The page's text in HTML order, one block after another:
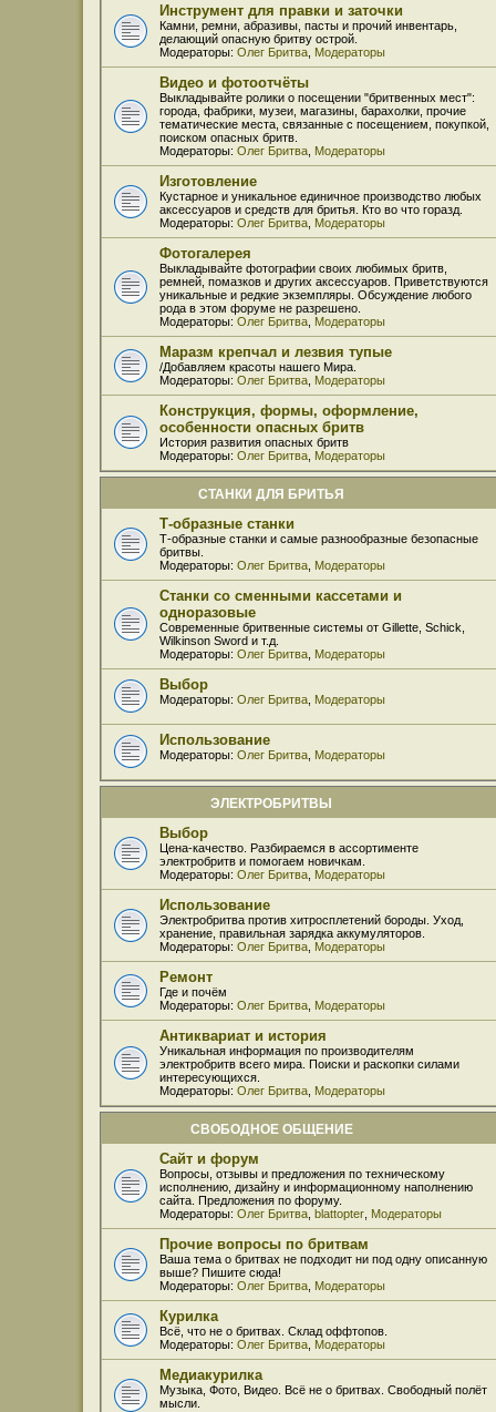
Инструмент для правки и заточки
Камни, ремни, абразивы, пасты и прочий инвентарь,
делающий опасную бритву острой.
Модераторы: Олег Бритва Модераторы
Видео и фотоотчёты
Выкладывайте ролики о посещении "бритвенных мест":
города, фабрики, музеи, магазины, барахолки, прочие
тематические места, связанные с посещением, покупкой,
поиском опасных бритв.
Модераторы: Олег Бритва Модераторы
Изготовление
Кустарное и уникальное единичное производство любых
аксессуаров и средств для бритья. Кто во что горазд.
Модераторы: Олег Бритва Модераторы
Фотогалерея
Выкладывайте фотографии своих любимых бритв,
ремней, помазков и других аксессуаров. Приветствуются
уникальные и редкие экземпляры. Обсуждение любого
рода в этом форуме не разрешено.
Модераторы: Олег Бритва Модераторы
Маразм крепчал и лезвия тупые
/Добавляем красоты нашего Мира.
Модераторы: Олег Бритва Модераторы
Конструкция, формы, оформление,
особенности опасных бритв
История развития опасных бритв
Модераторы: Олег Бритва Модераторы
СТАНКИ ДЛЯ БРИТЬЯ
Т-образные станки
Т-образные станки и самые разнообразные безопасные
бритвы.
Модераторы: Олег Бритва Модераторы
Станки со сменными кассетами и
одноразовые
Современные бритвенные системы от Gillette, Schick,
Wilkinson Sword и т.д.
Модераторы: Олег Бритва Модераторы
Выбор
Модераторы: Олег Бритва Модераторы
Использование
Модераторы: Олег Бритва Модераторы
ЭЛЕКТРОБРИТВЫ
Выбор
Цена-качество. Разбираемся в ассортименте
электробритв и помогаем новичкам.
Модераторы: Олег Бритва Модераторы
Использование
Электробритва против хитросплетений бороды. Уход,
хранение, правильная зарядка аккумуляторов.
Модераторы: Олег Бритва Модераторы
Ремонт
Где и почём
Модераторы: Олег Бритва Модераторы
Антиквариат и история
Уникальная информация по производителям
электробритв всего мира. Поиски и раскопки силами
интересующихся.
Модераторы: Олег Бритва Модераторы
СВОБОДНОЕ ОБЩЕНИЕ
Сайт и форум
Вопросы, отзывы и предложения по техническому
исполнению, дизайну и информационному наполнению
сайта. Предложения по форуму.
Модераторы: Олег Бритва blattopter Модераторы
Прочие вопросы по бритвам
Ваша тема о бритвах не подходит ни под одну описанную
выше? Пишите сюда!
Модераторы: Олег Бритва Модераторы
Курилка
Всё, что не о бритвах. Склад оффтопов.
Модераторы: Олег Бритва Модераторы
Медиакурилка
Музыка, Фото, Видео. Всё не о бритвах. Свободный полёт
мысли.